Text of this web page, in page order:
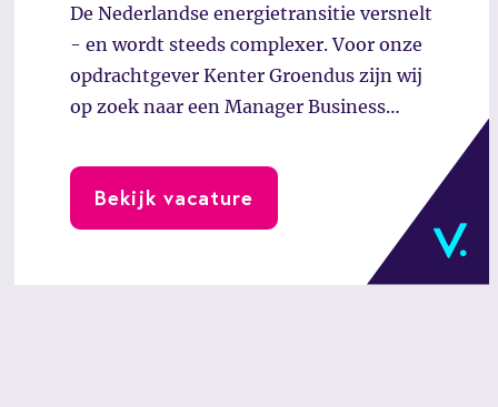
De Nederlandse energietransitie versnelt
- en wordt steeds complexer. Voor onze
opdrachtgever Kenter Groendus zijn wij
op zoek naar een Manager Business
strategische financial en inspirerend
leider die helpt de toekomst van het
duurzame energiesysteem in Nederland
Bekijk vacature